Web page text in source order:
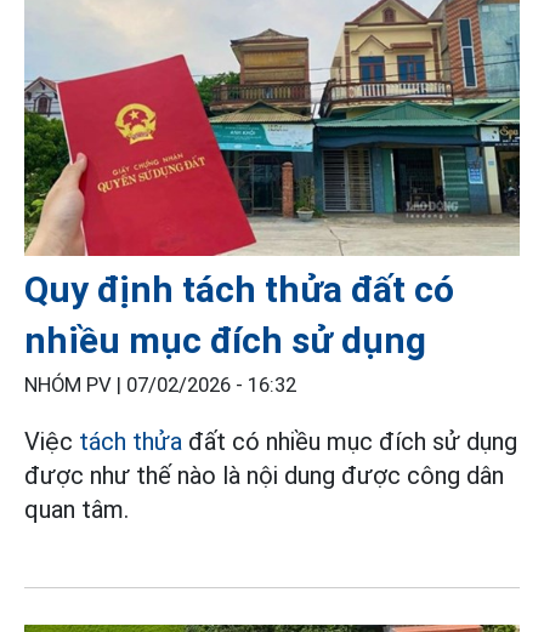
Quy định tách thửa đất có
nhiều mục đích sử dụng
NHÓM PV | 07/02/2026 - 16:32
Việc tách thửa đất có nhiều mục đích sử dụng
được như thế nào là nội dung được công dân
quan tâm.